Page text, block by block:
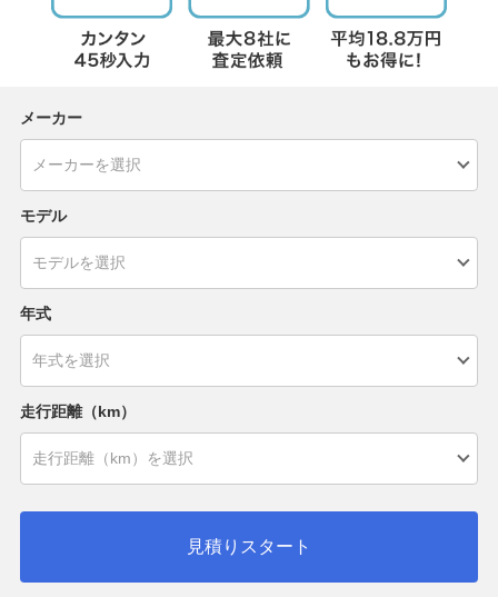
メーカー
モデル
年式
走行距離（km）
見積りスタート